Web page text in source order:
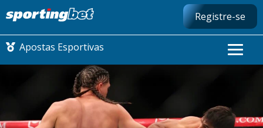
Registre-se
Apostas Esportivas
CONMEBOL LIBERTADORES